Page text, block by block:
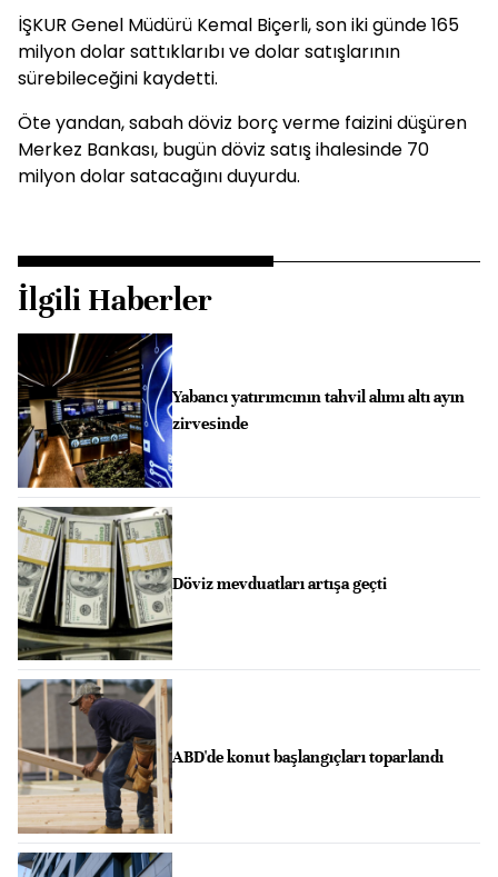
İŞKUR Genel Müdürü Kemal Biçerli, son iki günde 165
milyon dolar sattıklarıbı ve dolar satışlarının
sürebileceğini kaydetti.
Öte yandan, sabah döviz borç verme faizini düşüren
Merkez Bankası, bugün döviz satış ihalesinde 70
milyon dolar satacağını duyurdu.
İlgili Haberler
Yabancı yatırımcının tahvil alımı altı ayın
zirvesinde
Döviz mevduatları artışa geçti
ABD'de konut başlangıçları toparlandı